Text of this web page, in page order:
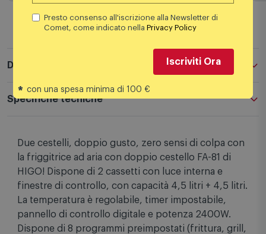
Descrizione
Specifiche tecniche
Due cestelli, doppio gusto, zero sensi di colpa con
la friggitrice ad aria con doppio cestello FA-81 di
HIGO! Dispone di 2 cassetti con luce interna e
finestre di controllo, con capacità 4,5 litri + 4,5 litri.
La temperatura è regolabile, timer impostabile,
pannello di controllo digitale e potenza 2400W.
Dispone di 8 programmi preimpostati (frittura, grill,
Presto consenso all'iscrizione alla Newsletter di
Comet, come indicato nellaPrivacy Policy
Iscriviti Ora
* con una spesa minima di 100 €